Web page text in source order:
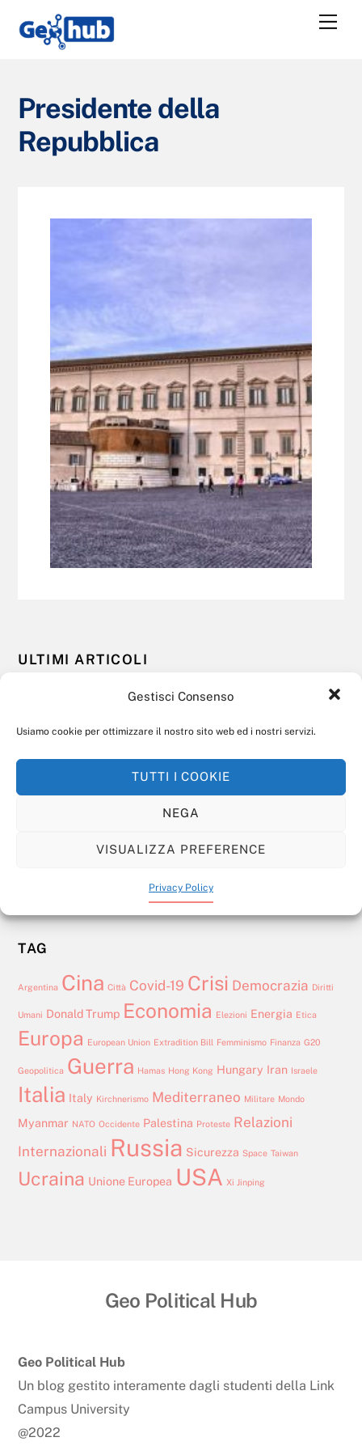
Gestisci Consenso
Usiamo cookie per ottimizzare il nostro sito web ed i nostri servizi.
TUTTI I COOKIE
NEGA
VISUALIZZA PREFERENCE
Privacy Policy
Presidente della
Repubblica
21 FEBBRAIO 2022
Il Mattarella bis e la crisi dei
partiti
Europe
ULTIMI ARTICOLI
La sovranità finanziaria europea nell’era digitale
Dopo Wagner: l’influenza russa in Africa si fa locale
Oltre l’ombrello americano: la sicurezza europea
nel nuovo ordine transatlantico
attore globale
Libia: Dimensione Marittima e Crisi della Sovranità
TAG
Argentina Cina Città Covid-19 Crisi Democrazia Diritti
Umani Donald Trump Economia Elezioni Energia Etica
Europa European Union Extradition Bill Femminismo Finanza G20
Geopolitica Guerra Hamas Hong Kong Hungary Iran Israele
Italia Italy Kirchnerismo Mediterraneo Militare Mondo
Myanmar NATO Occidente Palestina Proteste Relazioni
Internazionali Russia Sicurezza Space Taiwan
Ucraina Unione Europea USA Xi Jinping
Geo Political Hub
Geo Political Hub
Un blog gestito interamente dagli studenti della Link
Campus University
@2022